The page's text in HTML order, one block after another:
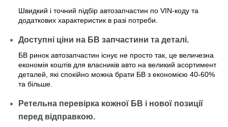
Швидкий і точний підбір автозапчастин по VIN-коду та
додаткових характеристик в разі потреби.
Доступні ціни на БВ запчастини та деталі.
БВ ринок автозапчастин існує не просто так, це величезна
економія коштів для власників авто на великий асортимент
деталей, які спокійно можна брати БВ з економією 40-60%
та більше.
Ретельна перевірка кожної БВ і нової позиції
перед відправкою.